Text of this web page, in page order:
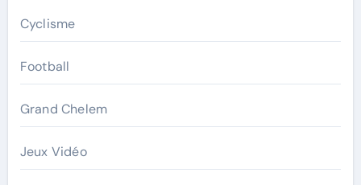
Cyclisme
Football
Grand Chelem
Jeux Vidéo